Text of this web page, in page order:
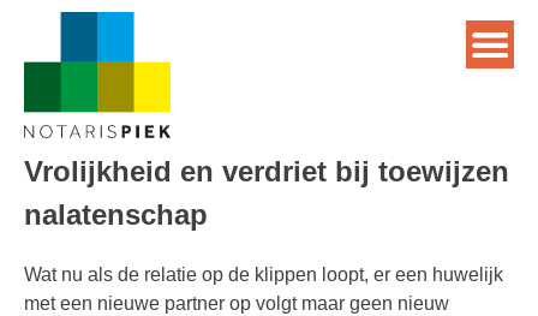
Vrolijkheid en verdriet bij toewijzen
nalatenschap
Wat nu als de relatie op de klippen loopt, er een huwelijk
met een nieuwe partner op volgt maar geen nieuw